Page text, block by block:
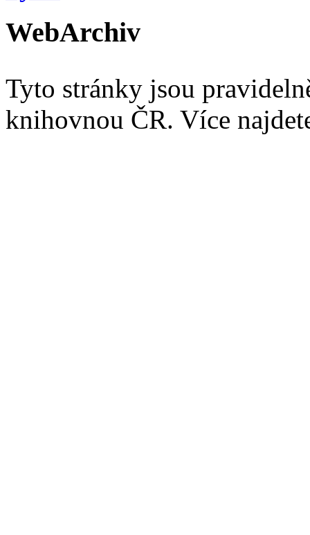
WebArchiv
Tyto stránky jsou
knihovnou ČR. Více